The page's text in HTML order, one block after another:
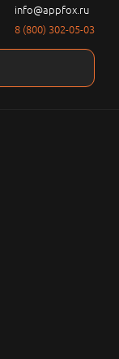
info@appfox.ru
8 (800) 302-05-03